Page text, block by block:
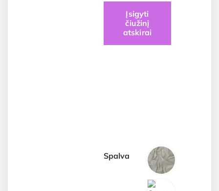
Price
range:
€359.00
Įsigyti
čiužinį
atskirai
Spalva